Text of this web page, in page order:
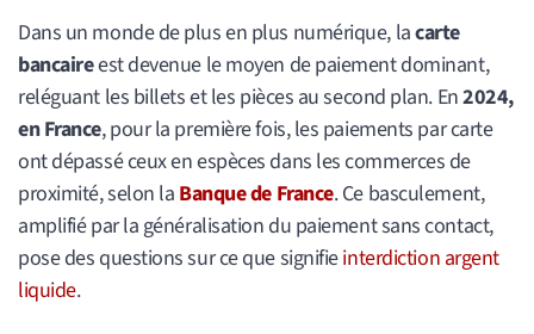
Dans un monde de plus en plus numérique, lacarte
bancaireest devenue le moyen de paiement dominant,
reléguant les billets et les pièces au second plan. En2024,
en France, pour la première fois, les paiements par carte
ont dépassé ceux en espèces dans les commerces de
proximité, selon la Banque de France. Ce basculement,
amplifié par la généralisation du paiement sans contact,
pose des questions sur ce que signifieinterdiction argent
liquide.